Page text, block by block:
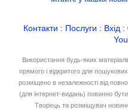
Контакти : Послуги : Вхід :
Використання будь-яких
прямого і відкритого для
розміщено в незалежності від
(для інтернет-видань) повинно
Творець та розміщувач